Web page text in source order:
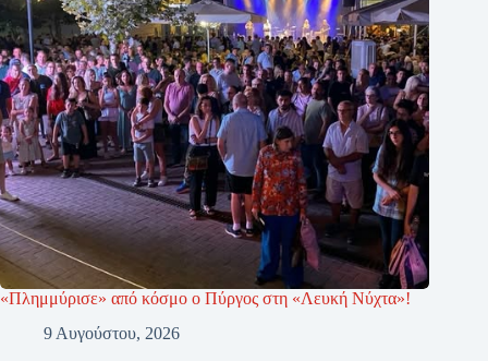
«Πλημμύρισε» από κόσμο ο Πύργος στη «Λευκή Νύχτα»!
9 Αυγούστου, 2026